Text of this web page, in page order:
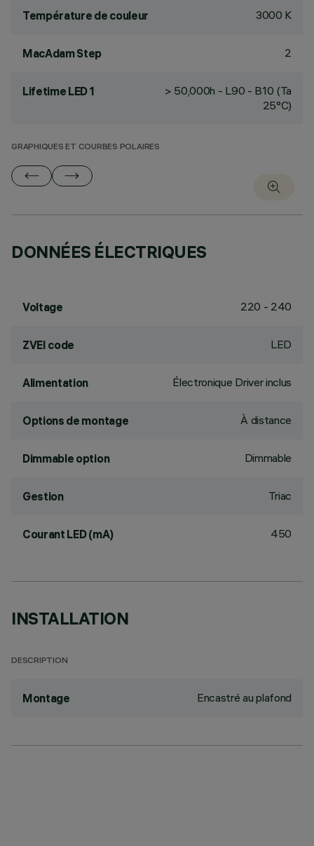
Température de couleur 3000 K
MacAdam Step 2
Lifetime LED 1
> 50,000h - L90 - B10 (Ta
25°C)
GRAPHIQUES ET COURBES POLAIRES
DONNÉES ÉLECTRIQUES
Voltage 220 - 240
ZVEI code LED
Alimentation Électronique Driver inclus
Options de montage À distance
Dimmable option Dimmable
Gestion Triac
Courant LED (mA) 450
INSTALLATION
DESCRIPTION
Montage Encastré au plafond